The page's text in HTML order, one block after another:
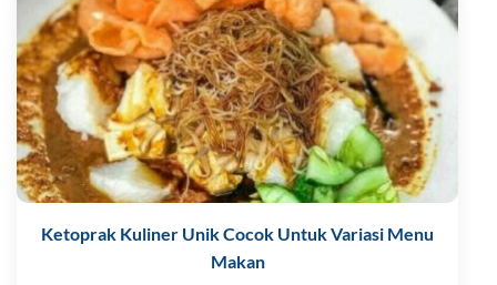
Ketoprak Kuliner Unik Cocok Untuk Variasi Menu
Makan